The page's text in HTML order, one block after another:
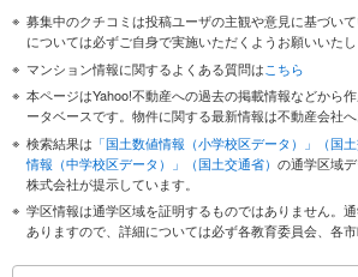
募集中のクチコミは投稿ユーザの主観や意見に基づい
については必ずご自身で実施いただくようお願いいたし
マンション情報に関するよくある質問はこちら
本ページはYahoo!不動産への過去の掲載情報などから
ータベースです。物件に関する最新情報は不動産会社へ
検索結果は 「国土数値情報（小学校区データ）」（国土
情報（中学校区データ）」（国土交通省） の通学区域
株式会社が提示しています。
学区情報は通学区域を証明するものではありません。
ありますので、詳細については必ず各教育委員会、各市